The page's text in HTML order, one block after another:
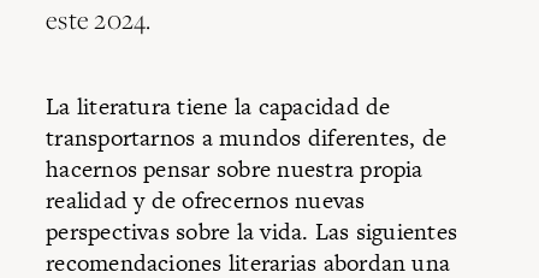
este 2024.
La literatura tiene la capacidad de
transportarnos a mundos diferentes, de
hacernos pensar sobre nuestra propia
realidad y de ofrecernos nuevas
perspectivas sobre la vida. Las siguientes
recomendaciones literarias abordan una